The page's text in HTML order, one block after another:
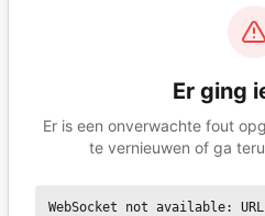
Er ging
Er is een onverwachte fout
te vernieuwen of ga
WebSocket not available: